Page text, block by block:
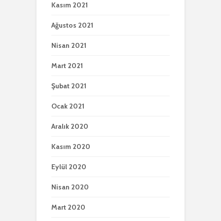
Kasım 2021
Ağustos 2021
Nisan 2021
Mart 2021
Şubat 2021
Ocak 2021
Aralık 2020
Kasım 2020
Eylül 2020
Nisan 2020
Mart 2020